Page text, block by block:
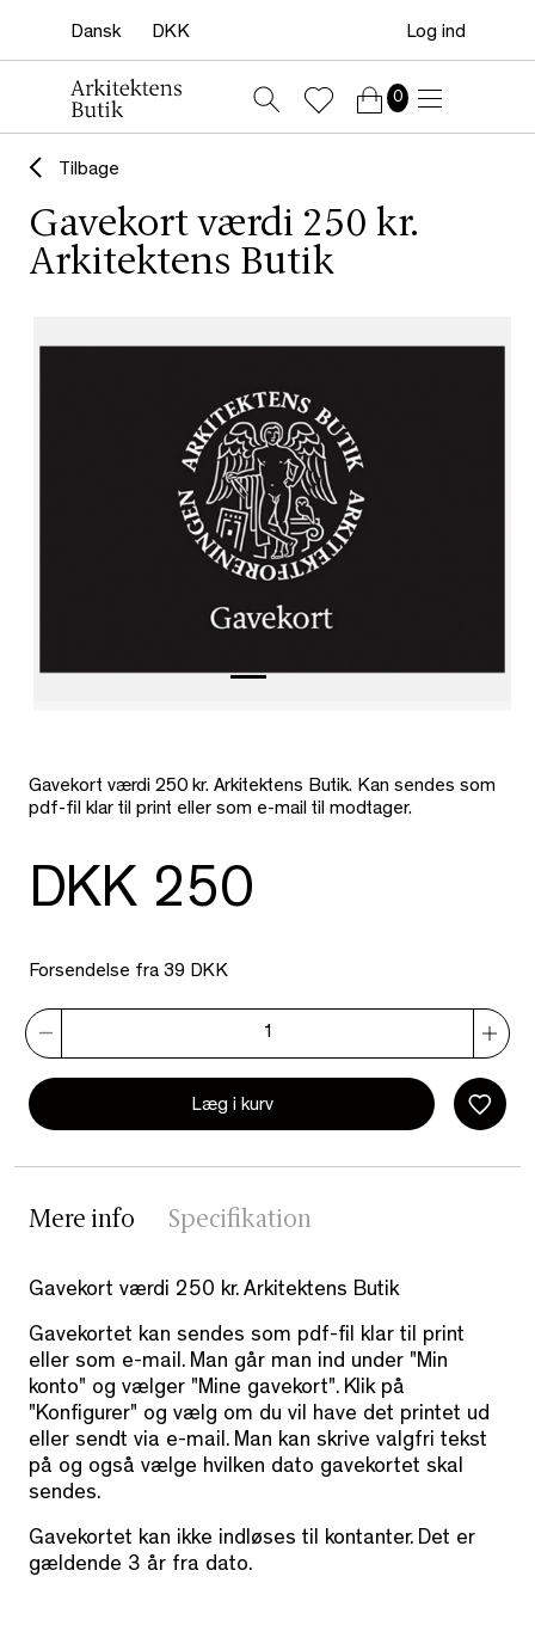
Log ind
0
Tilbage
Gavekort værdi 250 kr.
Arkitektens Butik
Gavekort værdi 250 kr. Arkitektens Butik. Kan sendes som
pdf-fil klar til print eller som e-mail til modtager.
DKK 250
Forsendelse fra 39 DKK
Læg i kurv
Mere info Specifikation
Gavekort værdi 250 kr. Arkitektens Butik
Gavekortet kan sendes som pdf-fil klar til print
eller som e-mail. Man går man ind under "Min
konto" og vælger "Mine gavekort". Klik på
"Konfigurer" og vælg om du vil have det printet ud
eller sendt via e-mail. Man kan skrive valgfri tekst
på og også vælge hvilken dato gavekortet skal
sendes.
Gavekortet kan ikke indløses til kontanter. Det er
gældende 3 år fra dato.